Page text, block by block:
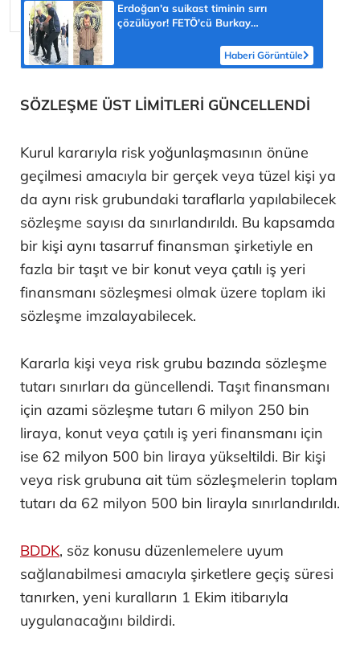
Erdoğan'a suikast timinin sırrı
çözülüyor! FETÖ'cü Burkay
Haberi Görüntüle
SÖZLEŞME ÜST LİMİTLERİ GÜNCELLENDİ
Kurul kararıyla risk yoğunlaşmasının önüne
geçilmesi amacıyla bir gerçek veya tüzel kişi ya
da aynı risk grubundaki taraflarla yapılabilecek
sözleşme sayısı da sınırlandırıldı. Bu kapsamda
bir kişi aynı tasarruf finansman şirketiyle en
fazla bir taşıt ve bir konut veya çatılı iş yeri
finansmanı sözleşmesi olmak üzere toplam iki
sözleşme imzalayabilecek.
Kararla kişi veya risk grubu bazında sözleşme
tutarı sınırları da güncellendi. Taşıt finansmanı
için azami sözleşme tutarı 6 milyon 250 bin
liraya, konut veya çatılı iş yeri finansmanı için
ise 62 milyon 500 bin liraya yükseltildi. Bir kişi
veya risk grubuna ait tüm sözleşmelerin toplam
tutarı da 62 milyon 500 bin lirayla sınırlandırıldı.
BDDK, söz konusu düzenlemelere uyum
sağlanabilmesi amacıyla şirketlere geçiş süresi
tanırken, yeni kuralların 1 Ekim itibarıyla
uygulanacağını bildirdi.